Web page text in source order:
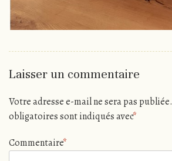
Laisser un commentaire
Votre adresse e-mail ne sera pas publiée.
obligatoires sont indiqués avec*
Commentaire*